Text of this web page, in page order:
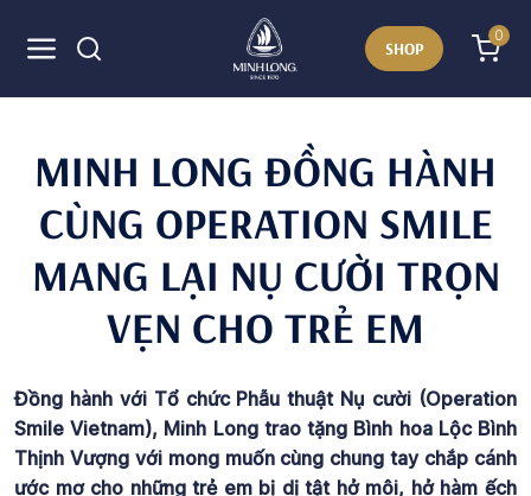
SHOP
0
MINH LONG ĐỒNG HÀNH
CÙNG OPERATION SMILE
MANG LẠI NỤ CƯỜI TRỌN
VẸN CHO TRẺ EM
Đồng hành với Tổ chức Phẫu thuật Nụ cười (Operation
Smile Vietnam), Minh Long trao tặng Bình hoa Lộc Bình
Thịnh Vượng với mong muốn cùng chung tay chắp cánh
ước mơ cho những trẻ em bị dị tật hở môi, hở hàm ếch